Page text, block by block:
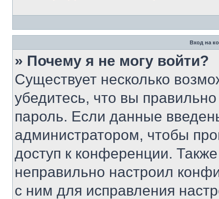
Вход на
» Почему я не могу войти?
Существует несколько
убедитесь, что вы
пароль. Если данные
администратором, чтобы
доступ к конференции.
неправильно настроил
с ним для исправления